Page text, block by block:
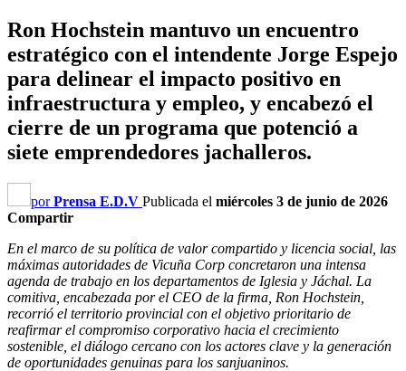
Ron Hochstein mantuvo un encuentro
estratégico con el intendente Jorge Espejo
para delinear el impacto positivo en
infraestructura y empleo, y encabezó el
cierre de un programa que potenció a
siete emprendedores jachalleros.
porPrensa E.D.V Publicada el miércoles 3 de junio de 2026
Compartir
En el marco de su política de valor compartido y licencia social, las
máximas autoridades de Vicuña Corp concretaron una intensa
agenda de trabajo en los departamentos de Iglesia y Jáchal. La
comitiva, encabezada por el CEO de la firma, Ron Hochstein,
recorrió el territorio provincial con el objetivo prioritario de
reafirmar el compromiso corporativo hacia el crecimiento
sostenible, el diálogo cercano con los actores clave y la generación
de oportunidades genuinas para los sanjuaninos.